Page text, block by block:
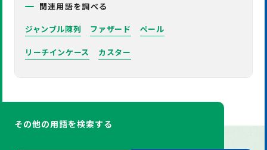
関連用語を調べる
ジャンブル陳列
ファザード ペール
リーチインケース カスター
その他の用語を検索する